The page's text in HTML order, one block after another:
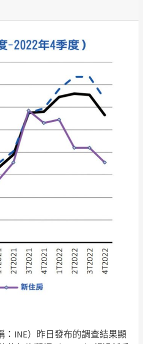
INE）昨日發布的調查結果顯